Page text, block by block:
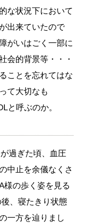
な状況下において
出来ていたので
がいはごく一部に
会的背景等・・・
ことを忘れてはな
て大切なも
と呼ぶのか。
過ぎた頃、血圧
中止を余儀なくさ
様の歩く姿を見る
、寝たきり状態
一方を辿りまし